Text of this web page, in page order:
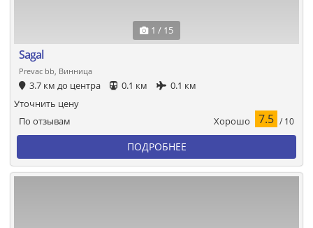
1 / 15
Sagal
Prevac bb, Винница
3.7 км до центра 0.1 км 0.1 км
По отзывам Хорошо 7.5 / 10
Уточнить цену
ПОДРОБНЕЕ